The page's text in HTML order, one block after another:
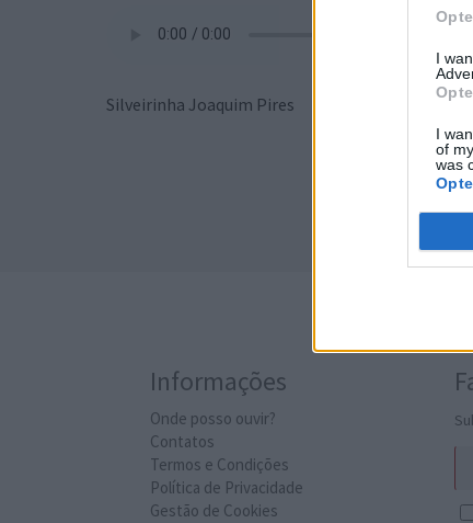
I
I
of
was
Silveirinha Joaquim Pires
Informações
Onde posso ouvir?
Contatos
Termos e Condições
Política de Privacidade
Gestão de Cookies